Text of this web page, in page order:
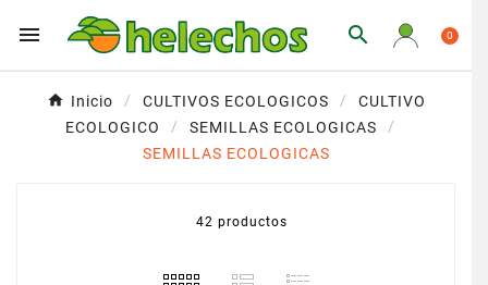
  0
Inicio CULTIVOS ECOLOGICOS
CULTIVO
ECOLOGICO
SEMILLAS ECOLOGICAS
SEMILLAS ECOLOGICAS
42 productos